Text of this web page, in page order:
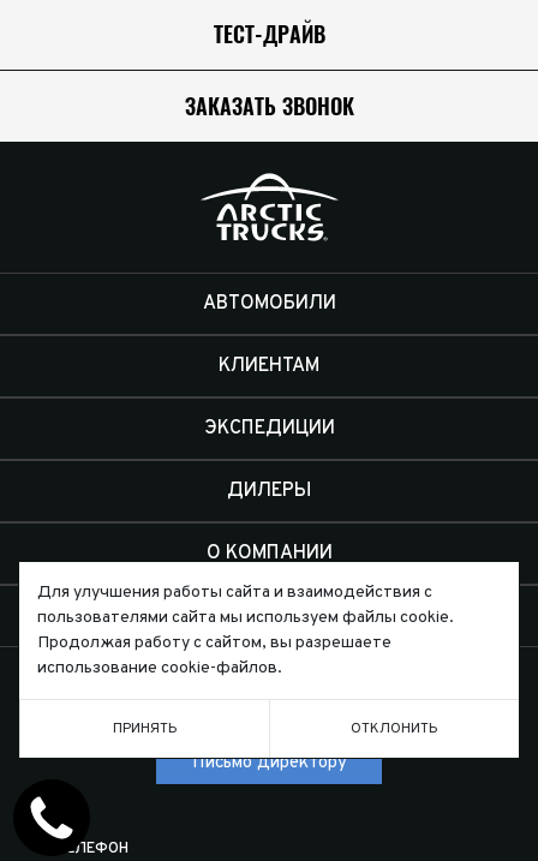
ТЕСТ-ДРАЙВ
ЗАКАЗАТЬ ЗВОНОК
АВТОМОБИЛИ
КЛИЕНТАМ
ЭКСПЕДИЦИИ
ДИЛЕРЫ
О КОМПАНИИ
КОНТАКТЫ
Письмо директору
ТЕЛЕФОН
Для улучшения работы сайта и взаимодействия с
пользователями сайта мы используем файлы cookie.
Продолжая работу с сайтом, вы разрешаете
использование cookie-файлов.
ПРИНЯТЬ ОТКЛОНИТЬ